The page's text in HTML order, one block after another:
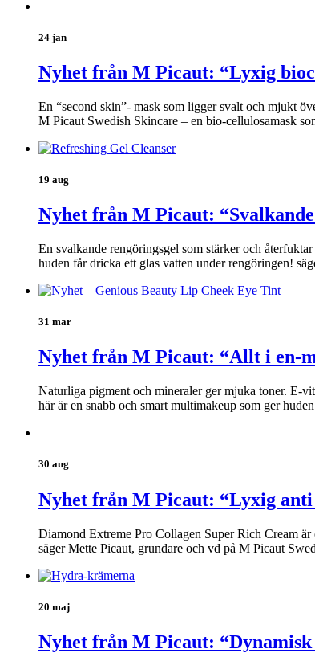
24 jan
Nyhet från M Picaut: “Lyxig
En “second skin”- mask som ligger svalt och mjukt
M Picaut Swedish Skincare – en bio-cellulosamask
19 aug
Nyhet från M Picaut:
En svalkande rengöringsgel som stärker och
huden får dricka ett glas vatten under rengöringen!
31 mar
Nyhet från M Picaut: “Allt i en-
Naturliga pigment och mineraler ger mjuka toner. E-
här är en snabb och smart multimakeup som ger
30 aug
Nyhet från M Picaut: “Lyxig anti
Diamond Extreme Pro Collagen Super Rich Cream
säger Mette Picaut, grundare och vd på M Picaut
20 maj
Nyhet från M Picaut: “Dynamisk